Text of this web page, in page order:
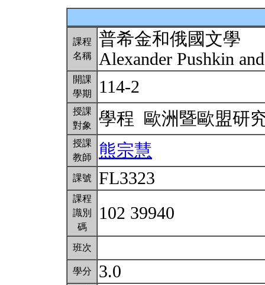
課程
名稱
普希金和俄國文學
Alexander Pushkin
開課
學期
114-2
授課
對象
學程 歐洲暨歐盟研
授課
教師
熊宗慧
課號 FL3323
課程
識別
碼
102 39940
班次
學分 3.0